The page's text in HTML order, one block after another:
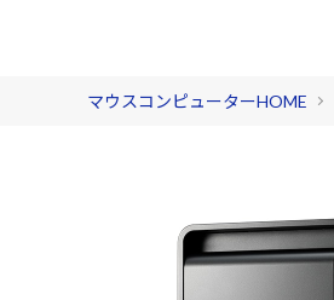
マウスコンピューターHOME